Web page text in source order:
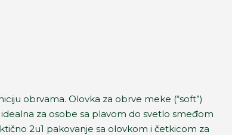
obrvama. Olovka za obrve meke (“soft”)
za osobe sa plavom do svetlo smeđom
2u1 pakovanje sa olovkom i četkicom za